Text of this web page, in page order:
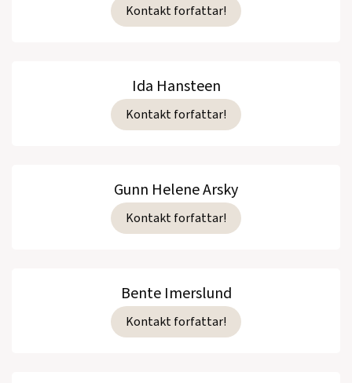
Kontakt forfattar!
Ida Hansteen
Kontakt forfattar!
Gunn Helene Arsky
Kontakt forfattar!
Bente Imerslund
Kontakt forfattar!